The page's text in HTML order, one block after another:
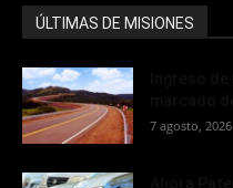
ÚLTIMAS DE MISIONES
7 agosto, 2026